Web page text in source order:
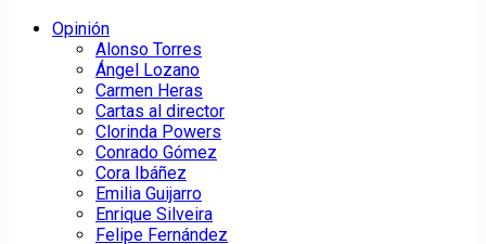
Opinión
Alonso Torres
Ángel Lozano
Carmen Heras
Cartas al director
Clorinda Powers
Conrado Gómez
Cora Ibáñez
Emilia Guijarro
Enrique Silveira
Felipe Fernández